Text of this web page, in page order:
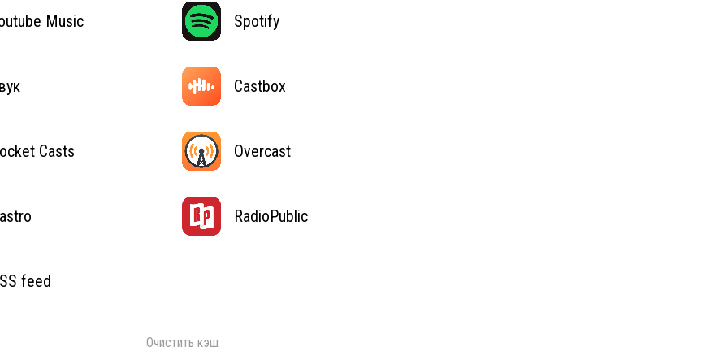
Music Spotify
Castbox
Casts Overcast
RadioPublic
feed
Очистить кэш